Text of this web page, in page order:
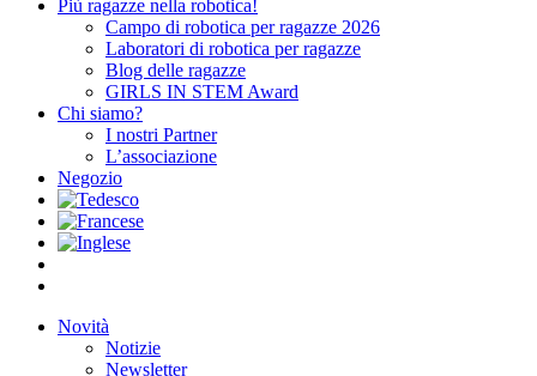
Più ragazze nella robotica!
Campo di robotica per ragazze 2026
Laboratori di robotica per ragazze
Blog delle ragazze
GIRLS IN STEM Award
Chi siamo?
I nostri Partner
L’associazione
Negozio
Novità
Notizie
Newsletter